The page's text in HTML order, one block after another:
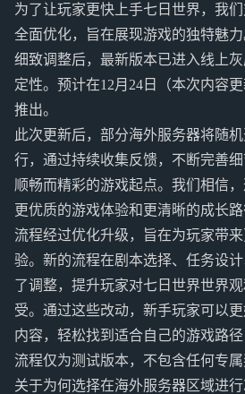
为了让玩家更快上手七日世界，我
全面优化，旨在展现游戏的独特魅
细致调整后，最新版本已进入线上
定性。预计在12月24日（本次内容
推出。
此次更新后，部分海外服务器将随
行，通过持续收集反馈，不断完善
顺畅而精彩的游戏起点。我们相信
更优质的游戏体验和更清晰的成长
流程经过优化升级，旨在为玩家带
验。新的流程在剧本选择、任务设
了调整，提升玩家对七日世界世界
受。通过这些改动，新手玩家可以
内容，轻松找到适合自己的游戏路
流程仅为测试版本，不包含任何专属
关于为何选择在海外服务器区域进